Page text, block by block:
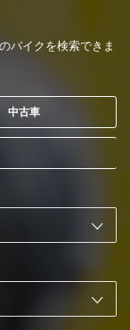
バイクを検索できま
中古車